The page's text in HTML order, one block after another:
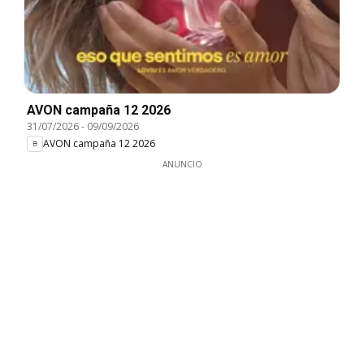
AVON campaña 12 2026
31/07/2026- 09/09/2026
AVON campaña 12 2026
ANUNCIO